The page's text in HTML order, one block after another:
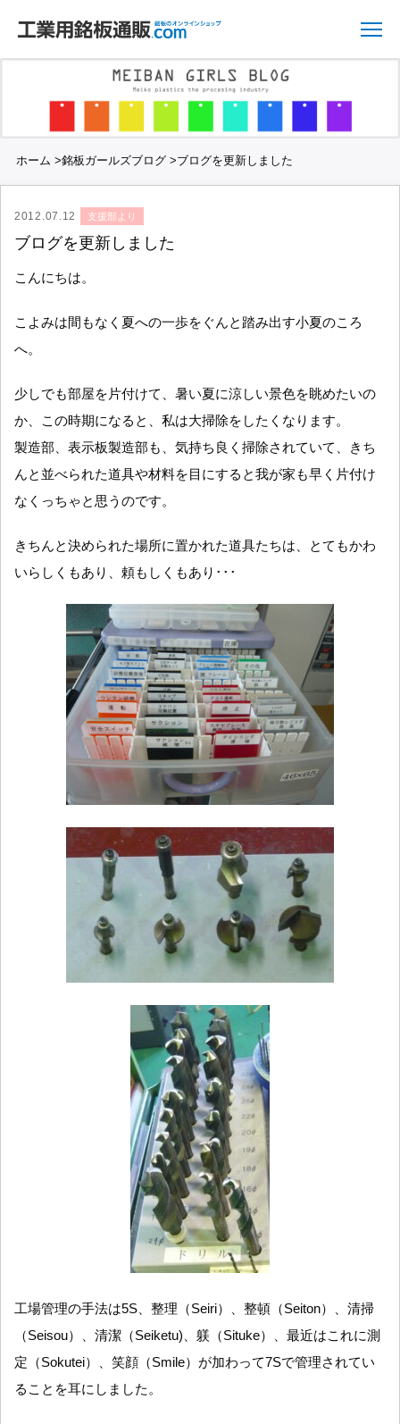
ホーム >銘板ガールズブログ>ブログを更新しました
2012.07.12 支援部より
ブログを更新しました
こんにちは。
こよみは間もなく夏への一歩をぐんと踏み出す小夏のころ
へ。
少しでも部屋を片付けて、暑い夏に涼しい景色を眺めたいの
か、この時期になると、私は大掃除をしたくなります。
製造部、表示板製造部も、気持ち良く掃除されていて、きち
んと並べられた道具や材料を目にすると我が家も早く片付け
なくっちゃと思うのです。
きちんと決められた場所に置かれた道具たちは、とてもかわ
いらしくもあり、頼もしくもあり･･･
工場管理の手法は5S、整理（Seiri）、整頓（Seiton）、清掃
（Seisou）、清潔（Seiketu)、躾（Situke）、最近はこれに測
定（Sokutei）、笑顔（Smile）が加わって7Sで管理されてい
ることを耳にしました。